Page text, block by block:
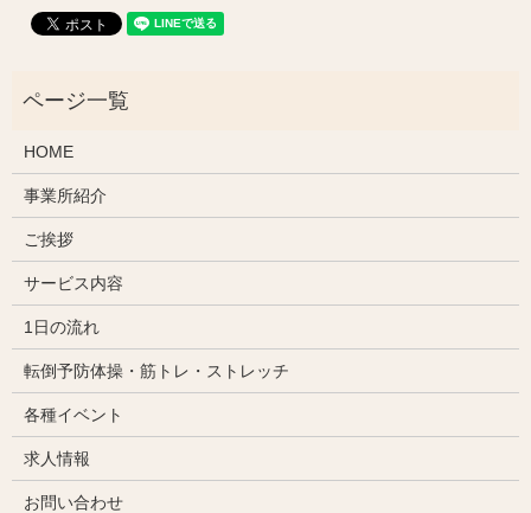
HOME
事業所紹介
ご挨拶
サービス内容
1日の流れ
転倒予防体操・筋トレ・ストレッチ
各種イベント
求人情報
お問い合わせ